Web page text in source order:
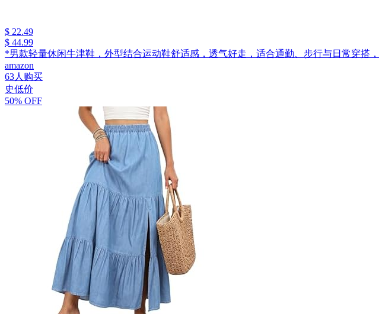
$ 22.49
$ 44.99
*男款轻量休闲牛津鞋，外型结合运动鞋舒适感，透气好走，适合通勤、步行与日常穿搭
amazon
63人购买
史低价
50% OFF